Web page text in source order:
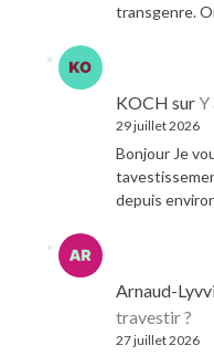
transgenre.
KOCH surY
29 juillet 2026
Bonjour Je
depuis
Arnaud-
travestir ?
27 juillet 2026